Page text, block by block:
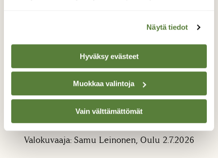
Näytä tiedot
Hyväksy evästeet
Muokkaa valintoja
Vain välttämättömät
Poikanen pörhistelee
Kivitaskun(?) poikanen pörhistelemässä
Valokuvaaja: Samu Leinonen, Oulu 2.7.2026